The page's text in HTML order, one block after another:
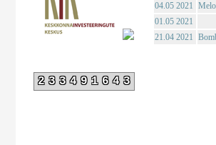
233491643
04.05 2021
01.05 2021
21.04 2021